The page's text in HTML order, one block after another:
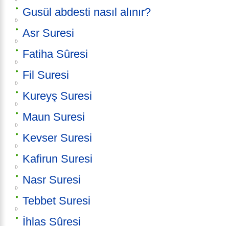
Gusül abdesti nasıl alınır?
Asr Suresi
Fatiha Sûresi
Fil Suresi
Kureyş Suresi
Maun Suresi
Kevser Suresi
Kafirun Suresi
Nasr Suresi
Tebbet Suresi
İhlas Sûresi